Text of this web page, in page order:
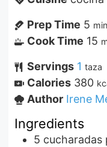
Prep Time 5
Cook Time 15
Servings 1 taza
Calories 380
Author Irene
Ingredients
5 cucharadas